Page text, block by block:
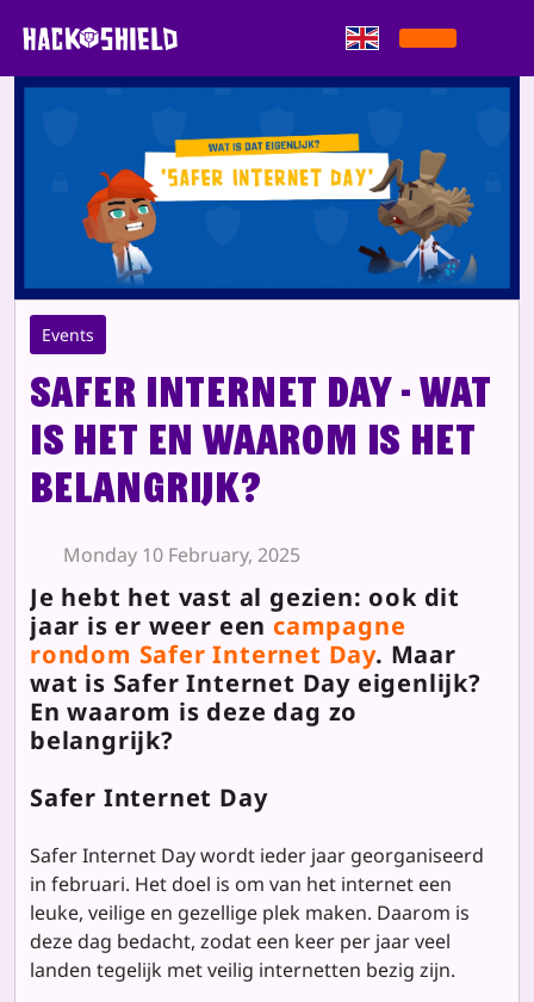
Events
Safer Internet Day - wat
is het en waarom is het
belangrijk?
Monday 10 February, 2025
Je hebt het vast al gezien: ook dit
jaar is er weer een campagne
rondom Safer Internet Day. Maar
wat is Safer Internet Day eigenlijk?
En waarom is deze dag zo
belangrijk?
Safer Internet Day
Safer Internet Day wordt ieder jaar georganiseerd
in februari. Het doel is om van het internet een
leuke, veilige en gezellige plek maken. Daarom is
deze dag bedacht, zodat een keer per jaar veel
landen tegelijk met veilig internetten bezig zijn.